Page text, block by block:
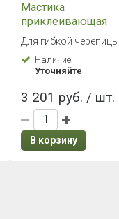
Мастика
приклеивающая
ТН №23 (Фиксер)
3,6 кг
Для гибкой черепицы
Наличие:
Уточняйте
3 201 руб. / шт.
В корзину